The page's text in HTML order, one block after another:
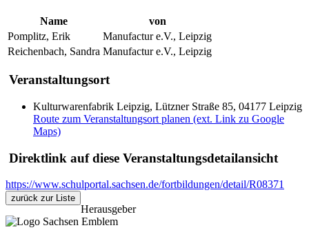
Name
von
Pomplitz, Erik
Manufactur e.V., Leipzig
Reichenbach, Sandra Manufactur e.V., Leipzig
Veranstaltungsort
Kulturwarenfabrik Leipzig, Lützner Straße 85, 04177 Leipzig
Route zum Veranstaltungsort planen (ext. Link zu Google
Maps)
Direktlink auf diese Veranstaltungsdetailansicht
https://www.schulportal.sachsen.de/fortbildungen/detail/R08371
zurück zur Liste
Herausgeber